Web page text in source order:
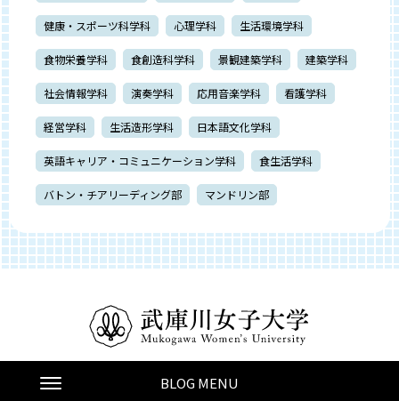
健康・スポーツ科学科 心理学科 生活環境学科
食物栄養学科 食創造科学科 景観建築学科 建築学科
社会情報学科 演奏学科 応用音楽学科 看護学科
経営学科 生活造形学科 日本語文化学科
英語キャリア・コミュニケーション学科 食生活学科
バトン・チアリーディング部 マンドリン部
2026 Mukogawa Women's University